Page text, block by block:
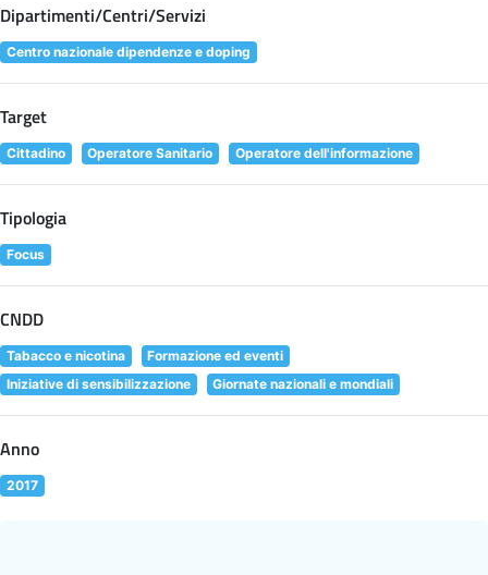
Dipartimenti/Centri/Servizi
Centro nazionale dipendenze e doping
Target
Cittadino Operatore Sanitario Operatore dell'informazione
Tipologia
Focus
CNDD
Tabacco e nicotina
Formazione ed eventi
Iniziative di sensibilizzazione
Giornate nazionali e mondiali
Anno
2017